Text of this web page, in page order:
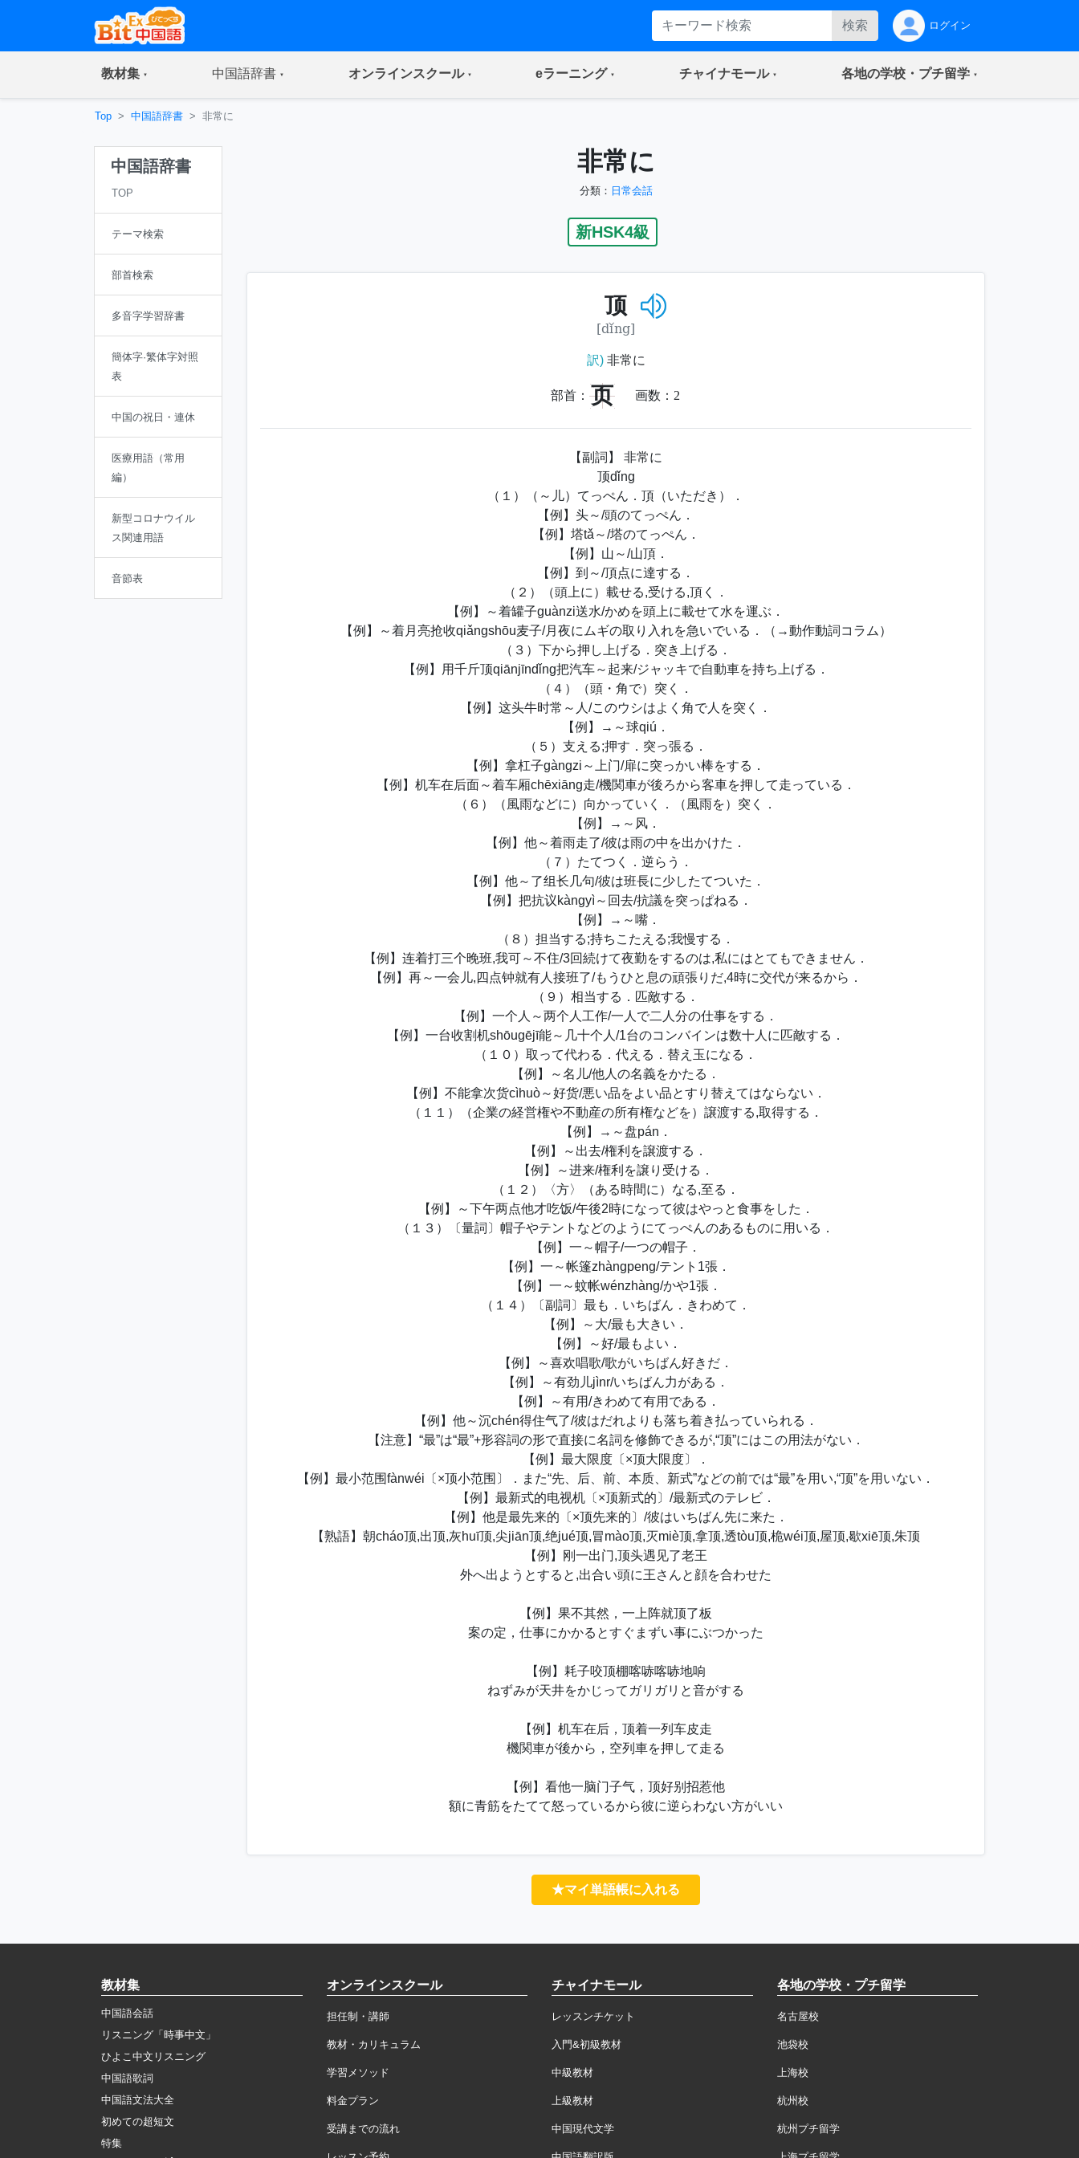
検索 ログイン
教材集(current) 中国語辞書(current) オンラインスクール(current) eラーニング(current) チャイナモール(current) 各地の学校・プチ留学(current)
Top 中国語辞書 非常に
中国語辞書
TOP
テーマ検索
部首検索
多音字学習辞書
簡体字·繁体字対照
表
中国の祝日・連休
医療用語（常用
編）
新型コロナウイル
ス関連用語
音節表
非常に
分類： 日常会話
新HSK4級
顶
[dǐng]
訳)非常に
部首： 页 画数： 2
【副詞】 非常に
顶dǐng
（１）（～儿）てっぺん．頂（いただき）．
【例】头～/頭のてっぺん．
【例】塔tǎ～/塔のてっぺん．
【例】山～/山頂．
【例】到～/頂点に達する．
（２）（頭上に）載せる,受ける,頂く．
【例】～着罐子guànzi送水/かめを頭上に載せて水を運ぶ．
【例】～着月亮抢收qiǎngshōu麦子/月夜にムギの取り入れを急いでいる．（→動作動詞コラム）
（３）下から押し上げる．突き上げる．
【例】用千斤顶qiānjīndǐng把汽车～起来/ジャッキで自動車を持ち上げる．
（４）（頭・角で）突く．
【例】这头牛时常～人/このウシはよく角で人を突く．
【例】→～球qiú．
（５）支える;押す．突っ張る．
【例】拿杠子gàngzi～上门/扉に突っかい棒をする．
【例】机车在后面～着车厢chēxiāng走/機関車が後ろから客車を押して走っている．
（６）（風雨などに）向かっていく．（風雨を）突く．
【例】→～风．
【例】他～着雨走了/彼は雨の中を出かけた．
（７）たてつく．逆らう．
【例】他～了组长几句/彼は班長に少したてついた．
【例】把抗议kàngyì～回去/抗議を突っぱねる．
【例】→～嘴．
（８）担当する;持ちこたえる;我慢する．
【例】连着打三个晚班,我可～不住/3回続けて夜勤をするのは,私にはとてもできません．
【例】再～一会儿,四点钟就有人接班了/もうひと息の頑張りだ,4時に交代が来るから．
（９）相当する．匹敵する．
【例】一个人～两个人工作/一人で二人分の仕事をする．
【例】一台收割机shōugējī能～几十个人/1台のコンバインは数十人に匹敵する．
（１０）取って代わる．代える．替え玉になる．
【例】～名儿/他人の名義をかたる．
【例】不能拿次货cìhuò～好货/悪い品をよい品とすり替えてはならない．
（１１）（企業の経営権や不動産の所有権などを）譲渡する,取得する．
【例】→～盘pán．
【例】～出去/権利を譲渡する．
【例】～进来/権利を譲り受ける．
（１２）〈方〉（ある時間に）なる,至る．
【例】～下午两点他才吃饭/午後2時になって彼はやっと食事をした．
（１３）〔量詞〕帽子やテントなどのようにてっぺんのあるものに用いる．
【例】一～帽子/一つの帽子．
【例】一～帐篷zhàngpeng/テント1張．
【例】一～蚊帐wénzhàng/かや1張．
（１４）〔副詞〕最も．いちばん．きわめて．
【例】～大/最も大きい．
【例】～好/最もよい．
【例】～喜欢唱歌/歌がいちばん好きだ．
【例】～有劲儿jìnr/いちばん力がある．
【例】～有用/きわめて有用である．
【例】他～沉chén得住气了/彼はだれよりも落ち着き払っていられる．
【注意】“最”は“最”+形容詞の形で直接に名詞を修飾できるが,“顶”にはこの用法がない．
【例】最大限度〔×顶大限度〕．
【例】最小范围fànwéi〔×顶小范围〕．また“先、后、前、本质、新式”などの前では“最”を用い,“顶”を用いない．
【例】最新式的电视机〔×顶新式的〕/最新式のテレビ．
【例】他是最先来的〔×顶先来的〕/彼はいちばん先に来た．
【熟語】朝cháo顶,出顶,灰huī顶,尖jiān顶,绝jué顶,冒mào顶,灭miè顶,拿顶,透tòu顶,桅wéi顶,屋顶,歇xiē顶,朱顶
【例】刚一出门,顶头遇见了老王
外へ出ようとすると,出合い頭に王さんと顔を合わせた
【例】果不其然，一上阵就顶了板
案の定，仕事にかかるとすぐまずい事にぶつかった
【例】耗子咬顶棚喀哧喀哧地响
ねずみが天井をかじってガリガリと音がする
【例】机车在后，顶着一列车皮走
機関車が後から，空列車を押して走る
【例】看他一脑门子气，顶好别招惹他
額に青筋をたてて怒っているから彼に逆らわない方がいい
★マイ単語帳に入れる
教材集
中国語会話
リスニング「時事中文」
ひよこ中文リスニング
中国語歌詞
中国語文法大全
初めての超短文
特集
オンラインスクール
担任制・講師
教材・カリキュラム
学習メソッド
料金プラン
受講までの流れ
チャイナモール
レッスンチケット
入門&初級教材
中級教材
上級教材
中国現代文学
各地の学校・プチ留学
名古屋校
池袋校
上海校
杭州校
杭州プチ留学